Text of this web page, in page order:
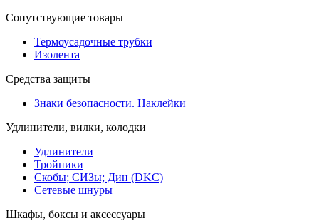
Сопутствующие товары
Термоусадочные трубки
Изолента
Средства защиты
Знаки безопасности. Наклейки
Удлинители, вилки, колодки
Удлинители
Тройники
Скобы; СИЗы; Дин (DKC)
Сетевые шнуры
Шкафы, боксы и аксессуары